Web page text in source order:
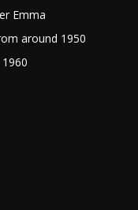
Emma
around 1950